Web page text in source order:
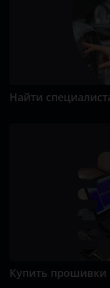
Найти
Купить прошивки